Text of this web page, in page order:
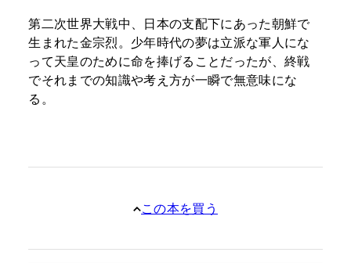
第二次世界大戦中、日本の支配下にあった朝鮮で
生まれた金宗烈。少年時代の夢は立派な軍人にな
って天皇のために命を捧げることだったが、終戦
でそれまでの知識や考え方が一瞬で無意味にな
る。
この本を買う